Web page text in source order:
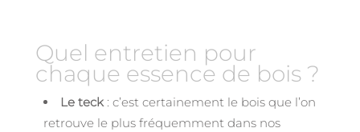
Quel entretien pour
chaque essence de bois ?
Le teck: c’est certainement le bois que l’on
retrouve le plus fréquemment dans nos